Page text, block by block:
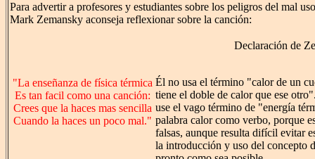
Para advertir a profesores y estudiantes sobre los peligros del mal
Mark Zemansky aconseja reflexionar sobre la canción:
"La enseñanza de física térmica
Es tan facil como una canción:
Crees que la haces mas sencilla
Cuando la haces un poco mal."
Declaración de
Él no usa el término "calor de un
tiene el doble de calor que ese
use el vago término de "energía
palabra calor como verbo, porque
falsas, aunque resulta difícil evitar
la introducción y uso del concepto